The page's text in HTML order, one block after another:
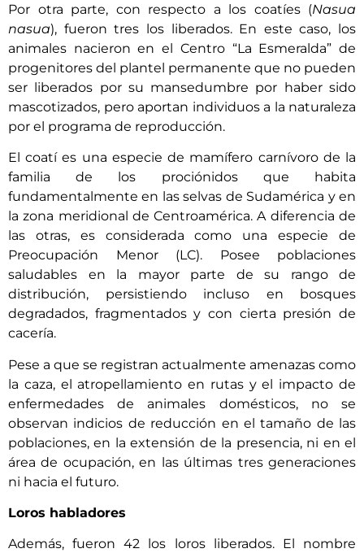
Por otra parte, con respecto a los coatíes (Nasua
nasua), fueron tres los liberados. En este caso, los
animales nacieron en el Centro “La Esmeralda” de
progenitores del plantel permanente que no pueden
ser liberados por su mansedumbre por haber sido
mascotizados, pero aportan individuos a la naturaleza
por el programa de reproducción.
El coatí es una especie de mamífero carnívoro de la
familia de los prociónidos que habita
fundamentalmente en las selvas de Sudamérica y en
la zona meridional de Centroamérica. A diferencia de
las otras, es considerada como una especie de
Preocupación Menor (LC). Posee poblaciones
saludables en la mayor parte de su rango de
distribución, persistiendo incluso en bosques
degradados, fragmentados y con cierta presión de
cacería.
Pese a que se registran actualmente amenazas como
la caza, el atropellamiento en rutas y el impacto de
enfermedades de animales domésticos, no se
observan indicios de reducción en el tamaño de las
poblaciones, en la extensión de la presencia, ni en el
área de ocupación, en las últimas tres generaciones
ni hacia el futuro.
Loros habladores
Además, fueron 42 los loros liberados. El nombre